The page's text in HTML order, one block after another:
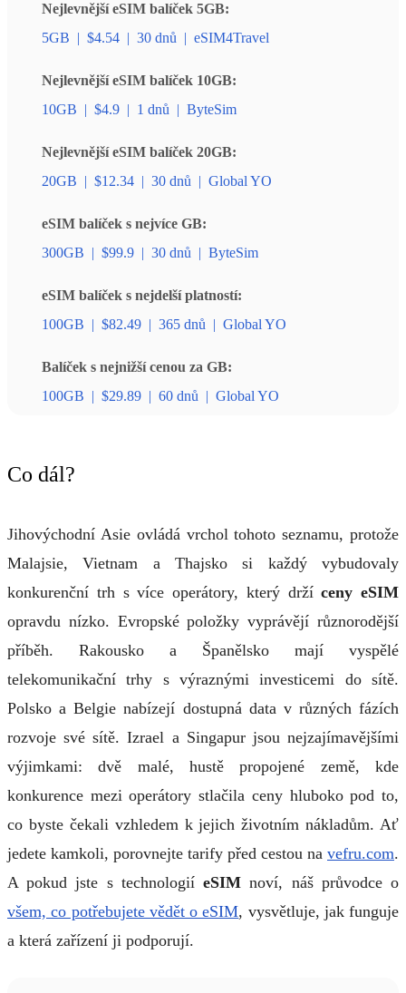
Nejlevnější eSIM balíček 5GB:
5GB
$4.54 30 dnů eSIM4Travel
Nejlevnější eSIM balíček 10GB:
10GB
$4.9 1 dnů ByteSim
Nejlevnější eSIM balíček 20GB:
20GB
$12.34 30 dnů Global YO
eSIM balíček s nejvíce GB:
300GB
$99.9 30 dnů ByteSim
eSIM balíček s nejdelší platností:
100GB
$82.49 365 dnů Global YO
Balíček s nejnižší cenou za GB:
100GB
$29.89 60 dnů Global YO
Co dál?
Jihovýchodní Asie ovládá vrchol tohoto seznamu, protože
Malajsie, Vietnam a Thajsko si každý vybudovaly
konkurenční trh s více operátory, který držíceny eSIM
opravdu nízko. Evropské položky vyprávějí různorodější
příběh. Rakousko a Španělsko mají vyspělé
telekomunikační trhy s výraznými investicemi do sítě.
Polsko a Belgie nabízejí dostupná data v různých fázích
rozvoje své sítě. Izrael a Singapur jsou nejzajímavějšími
výjimkami: dvě malé, hustě propojené země, kde
konkurence mezi operátory stlačila ceny hluboko pod to,
co byste čekali vzhledem k jejich životním nákladům. Ať
jedete kamkoli, porovnejte tarify před cestou na vefru.com.
A pokud jste s technologiíeSIM noví, náš průvodce o
všem, co potřebujete vědět o eSIM, vysvětluje, jak funguje
a která zařízení ji podporují.